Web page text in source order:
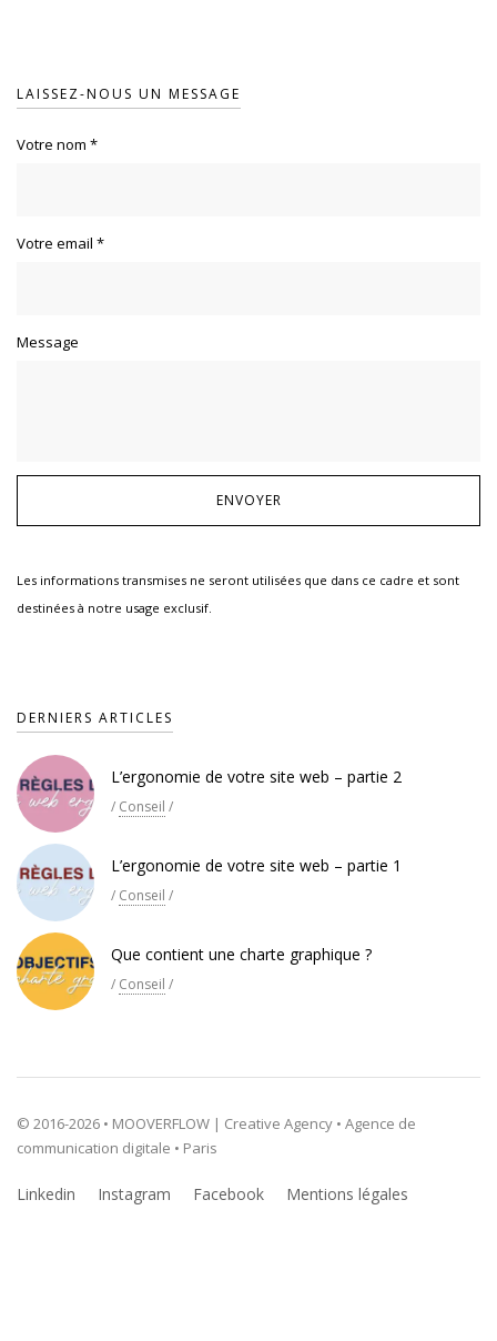
LAISSEZ-NOUS UN MESSAGE
Votre nom *
Votre email *
Message
Les informations transmises ne seront utilisées que dans ce cadre et sont
destinées à notre usage exclusif.
DERNIERS ARTICLES
L’ergonomie de votre site web – partie 2
/ Conseil /
L’ergonomie de votre site web – partie 1
/ Conseil /
Que contient une charte graphique ?
/ Conseil /
© 2016-2026 • MOOVERFLOW | Creative Agency • Agence de
communication digitale • Paris
Linkedin Instagram Facebook Mentions légales